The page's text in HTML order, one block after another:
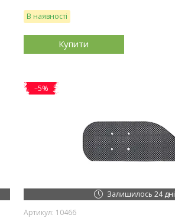
В наявності
Купити
–5%
Залишилось 24 дні
10466